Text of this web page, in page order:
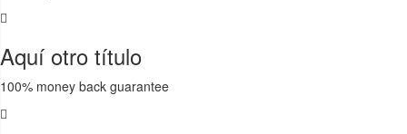
Aquí otro título
100% money back guarantee